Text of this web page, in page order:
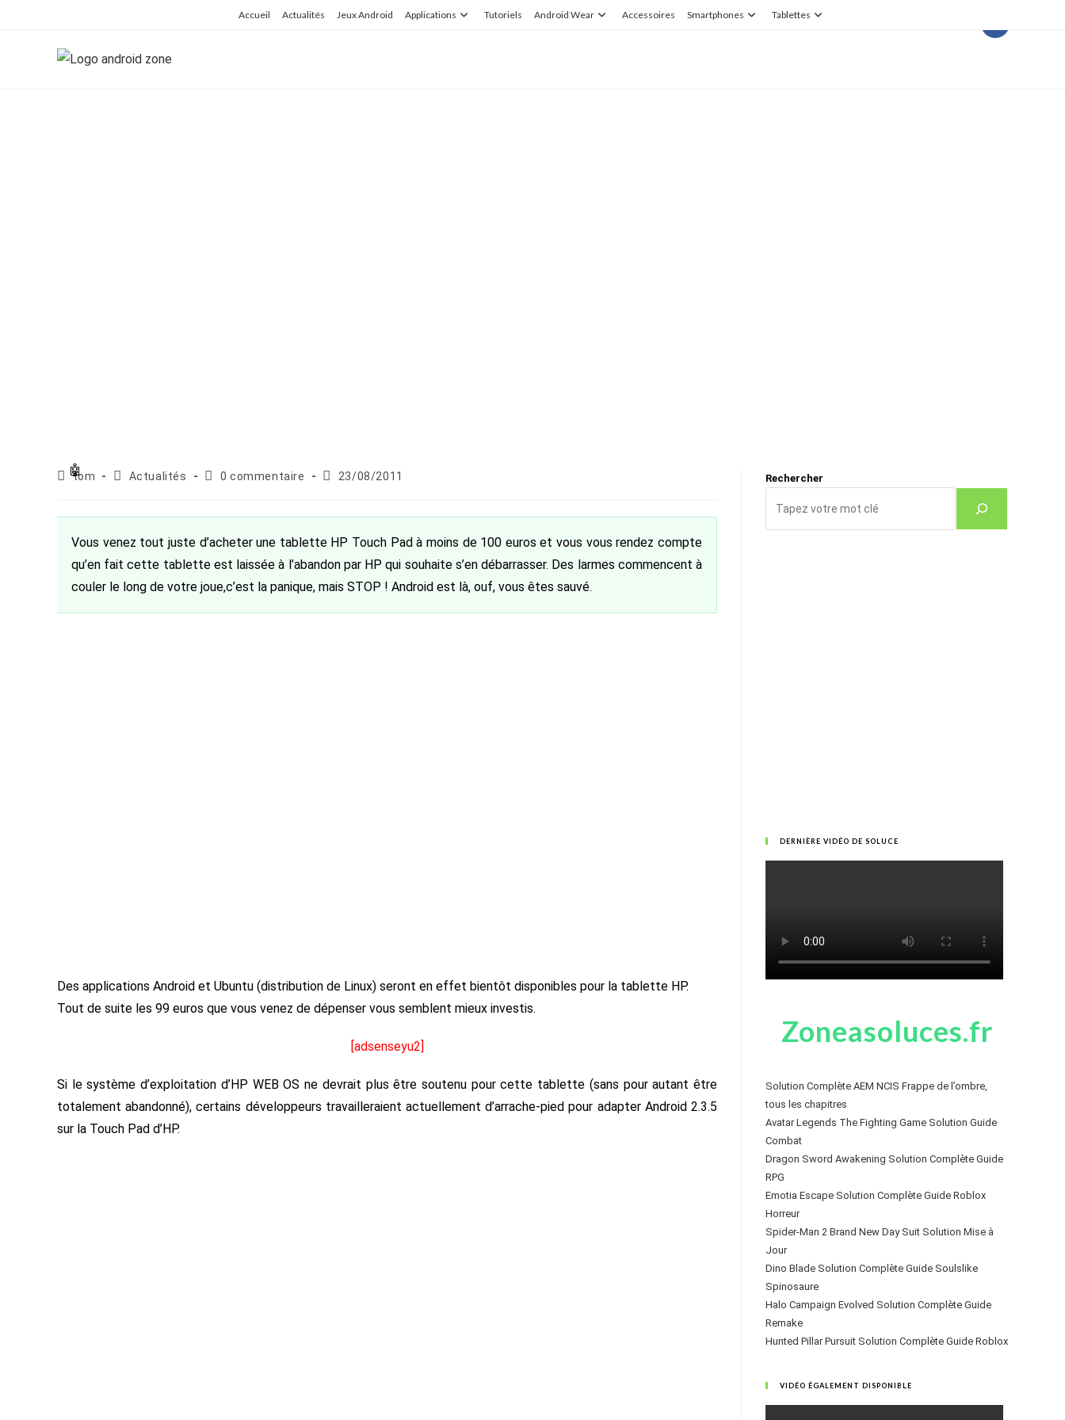
Accueil Actualités Jeux Android Applications Tutoriels Android Wear Accessoires Smartphones Tablettes
Auteur/autrice
publication :
tom
PostActualités
Commentaires
publication :
0 commentaire
Publication
23/08/2011
Vous venez tout juste d’acheter une tablette HP Touch Pad à moins de 100 euros et vous vous rendez compte
qu’en fait cette tablette est laissée à l’abandon par HP qui souhaite s’en débarrasser. Des larmes commencent à
couler le long de votre joue,c’est la panique, mais STOP ! Android est là, ouf, vous êtes sauvé.
Des applications Android et Ubuntu (distribution de Linux) seront en effet bientôt disponibles pour la tablette HP.
Tout de suite les 99 euros que vous venez de dépenser vous semblent mieux investis.
[adsenseyu2]
Si le système d’exploitation d’HP WEB OS ne devrait plus être soutenu pour cette tablette (sans pour autant être
totalement abandonné), certains développeurs travailleraient actuellement d’arrache-pied pour adapter Android 2.3.5
sur la Touch Pad d’HP.
Rechercher
DERNIÈRE VIDÉO DE SOLUCE
Zoneasoluces.fr
Solution Complète AEM NCIS Frappe de l’ombre,
tous les chapitres
Avatar Legends The Fighting Game Solution Guide
Combat
Dragon Sword Awakening Solution Complète Guide
RPG
Emotia Escape Solution Complète Guide Roblox
Horreur
Spider-Man 2 Brand New Day Suit Solution Mise à
Jour
Dino Blade Solution Complète Guide Soulslike
Spinosaure
Halo Campaign Evolved Solution Complète Guide
Remake
Hunted Pillar Pursuit Solution Complète Guide Roblox
VIDÉO ÉGALEMENT DISPONIBLE